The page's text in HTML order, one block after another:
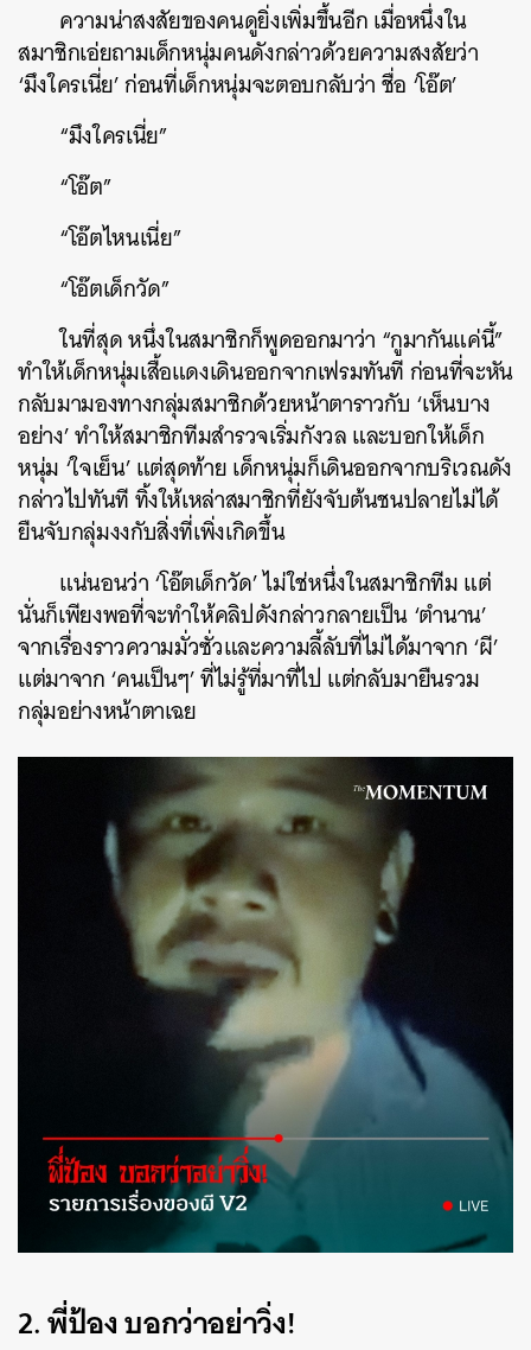
ความน่าสงสัยของคนดูยิ่งเพิ่มขึ้นอีก เมื่อหนึ่งใน
สมาชิกเอ่ยถามเด็กหนุ่มคนดังกล่าวด้วยความสงสัยว่า
‘มึงใครเนี่ย’ ก่อนที่เด็กหนุ่มจะตอบกลับว่า ชื่อ ‘โอ๊ต’
“มึงใครเนี่ย”
“โอ๊ต”
“โอ๊ตไหนเนี่ย”
“โอ๊ตเด็กวัด”
ในที่สุด หนึ่งในสมาชิกก็พูดออกมาว่า “กูมากันแค่นี้”
ทำให้เด็กหนุ่มเสื้อแดงเดินออกจากเฟรมทันที ก่อนที่จะหัน
กลับมามองทางกลุ่มสมาชิกด้วยหน้าตาราวกับ ‘เห็นบาง
อย่าง’ ทำให้สมาชิกทีมสำรวจเริ่มกังวล และบอกให้เด็ก
หนุ่ม ‘ใจเย็น’ แต่สุดท้าย เด็กหนุ่มก็เดินออกจากบริเวณดัง
กล่าวไปทันที ทิ้งให้เหล่าสมาชิกที่ยังจับต้นชนปลายไม่ได้
ยืนจับกลุ่มงงกับสิ่งที่เพิ่งเกิดขึ้น
แน่นอนว่า ‘โอ๊ตเด็กวัด’ ไม่ใช่หนึ่งในสมาชิกทีม แต่
นั่นก็เพียงพอที่จะทำให้คลิปดังกล่าวกลายเป็น ‘ตำนาน’
จากเรื่องราวความมั่วซั่วและความลี้ลับที่ไม่ได้มาจาก ‘ผี’
แต่มาจาก ‘คนเป็นๆ’ ที่ไม่รู้ที่มาที่ไป แต่กลับมายืนรวม
กลุ่มอย่างหน้าตาเฉย
2.พี่ป้อง บอกว่าอย่าวิ่ง!